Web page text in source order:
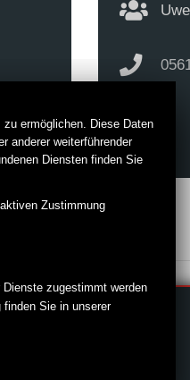
ermöglichen. Diese Daten
anderer weiterführender
Diensten finden Sie
Zustimmung
zugestimmt werden
finden Sie in unserer